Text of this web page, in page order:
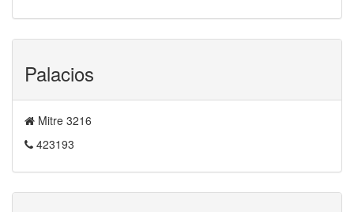
Palacios
Mitre 3216
423193